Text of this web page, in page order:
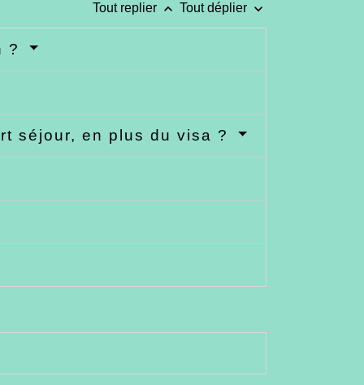
Tout replier keyboard_arrow_up Tout déplier keyboard_arrow_down
?
séjour, en plus du visa ?